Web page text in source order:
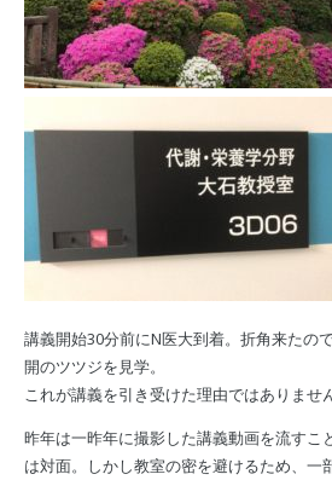
講義開始30分前にN医大到着。折角来たの
開のツツジを見学。
これが講義を引き受けた理由ではありませ
昨年は一昨年に撮影した講義動画を流すこ
は対面。しかし教室の密を避けるため、一